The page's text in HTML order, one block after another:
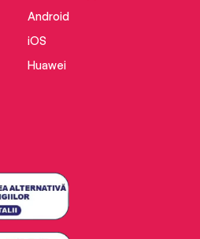
Android
iOS
Huawei